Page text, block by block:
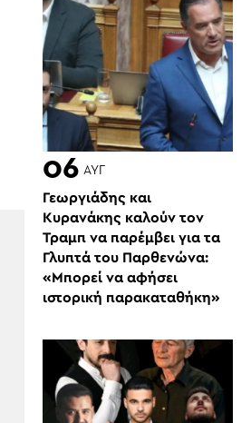
06 ΑΥΓ
Γεωργιάδης και
Κυρανάκης καλούν τον
Τραμπ να παρέμβει για τα
Γλυπτά του Παρθενώνα:
«Μπορεί να αφήσει
ιστορική παρακαταθήκη»